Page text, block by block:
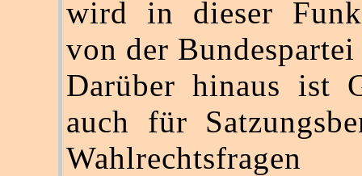
wird in dieser
von der
Darüber hinaus ist
auch für